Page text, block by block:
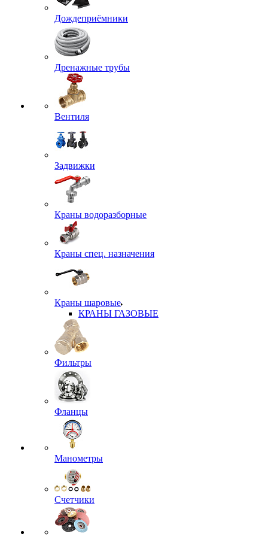
Дождеприёмники
Дренажные трубы
Вентиля
Задвижки
Краны водоразборные
Краны спец. назначения
Краны шаровые
КРАНЫ ГАЗОВЫЕ
Фильтры
Фланцы
Манометры
Счетчики